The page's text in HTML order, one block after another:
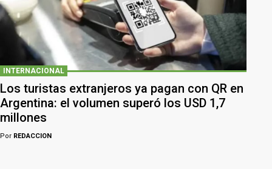
INTERNACIONAL
Los turistas extranjeros ya pagan con QR en
Argentina: el volumen superó los USD 1,7
millones
Por REDACCION